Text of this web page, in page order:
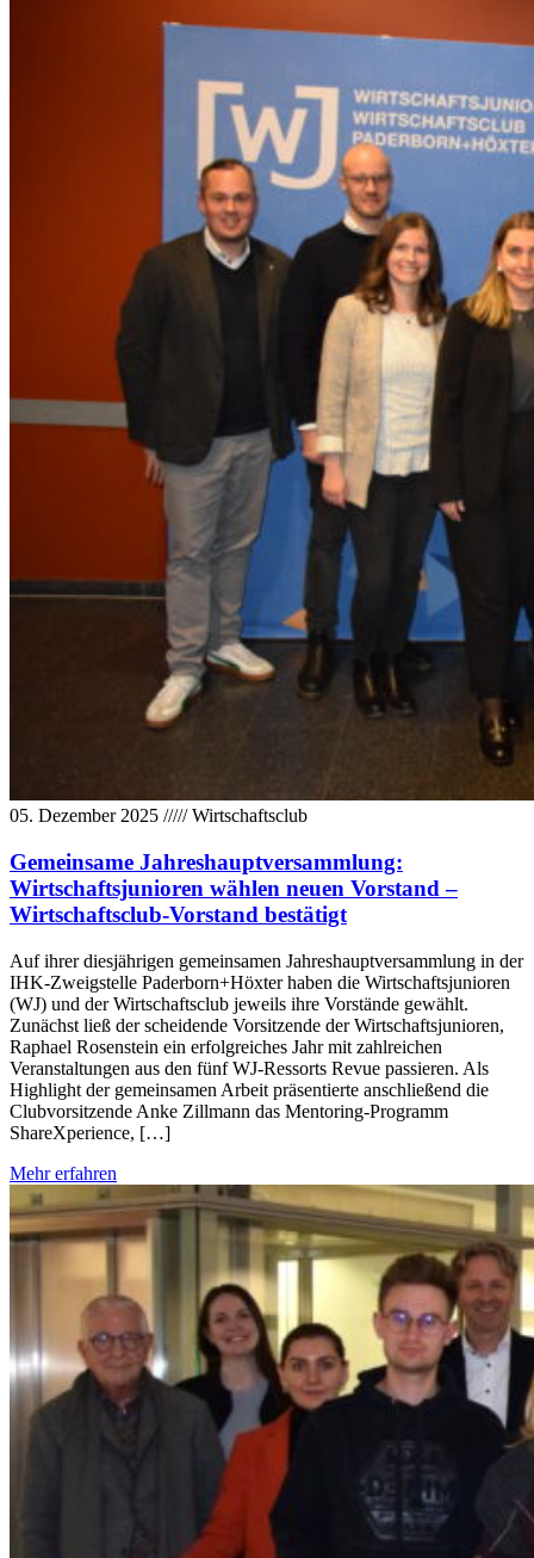
05. Dezember 2025 /////Wirtschaftsclub
Gemeinsame Jahreshauptversammlung:
Wirtschaftsjunioren wählen neuen Vorstand –
Wirtschaftsclub-Vorstand bestätigt
Auf ihrer diesjährigen gemeinsamen Jahreshauptversammlung in der
IHK-Zweigstelle Paderborn+Höxter haben die Wirtschaftsjunioren
(WJ) und der Wirtschaftsclub jeweils ihre Vorstände gewählt.
Zunächst ließ der scheidende Vorsitzende der Wirtschaftsjunioren,
Raphael Rosenstein ein erfolgreiches Jahr mit zahlreichen
Veranstaltungen aus den fünf WJ-Ressorts Revue passieren. Als
Highlight der gemeinsamen Arbeit präsentierte anschließend die
Clubvorsitzende Anke Zillmann das Mentoring-Programm
ShareXperience, […]
Mehr erfahren